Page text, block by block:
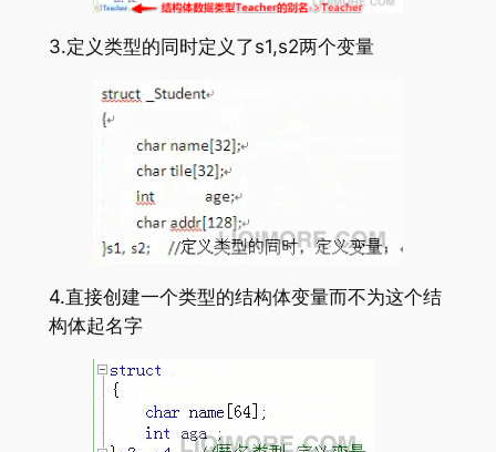
3.定义类型的同时定义了s1,s2两个变量
4.直接创建一个类型的结构体变量而不为这个结
构体起名字